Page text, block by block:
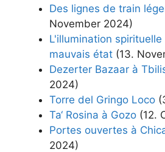
Des lignes de train
November 2024)
L'illumination
mauvais état (13.
Dezerter Bazaar à
2024)
Torre del Gringo Loco
Ta‘ Rosina à Gozo (12.
Portes ouvertes à
2024)